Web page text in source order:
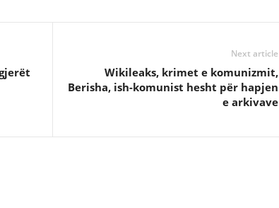
Next article
Wikileaks, krimet e komunizmit,
Berisha, ish-komunist hesht për hapjen
e arkivave